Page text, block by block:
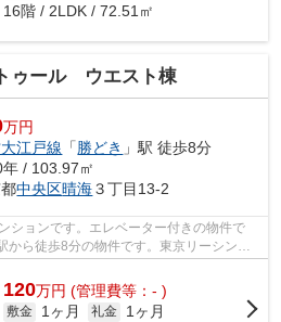
16階 / 2LDK / 72.51㎡
ゥール ウエスト棟
万円
江戸線 「 勝どき 」駅 徒歩8分
/ 103.97㎡
中央区晴海３丁目13-2
ションです。エレベーター付きの物件で
から徒歩8分の物件です。東京リーシング
い探しの...
120万円 (管理費等：- )
敷金 1ヶ月 礼金
1ヶ月